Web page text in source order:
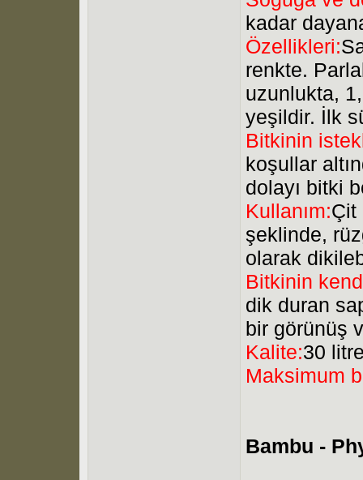
kadar
Özellikleri:
renkte.
uzunlukta,
yeşildir. İlk
Bitkinin
koşullar
dolayı bitki
Kullanım:Çit
şeklinde,
olarak
Bitkinin
dik duran
bir görünüş
Kalite:30
Maksimum
Bambu -